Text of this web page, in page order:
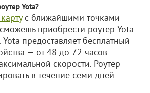
Yota?
с ближайшими точками
приобрести роутер Yota
предоставляет бесплатный
— от 48 до 72 часов
скорости. Роутер
в течение семи дней